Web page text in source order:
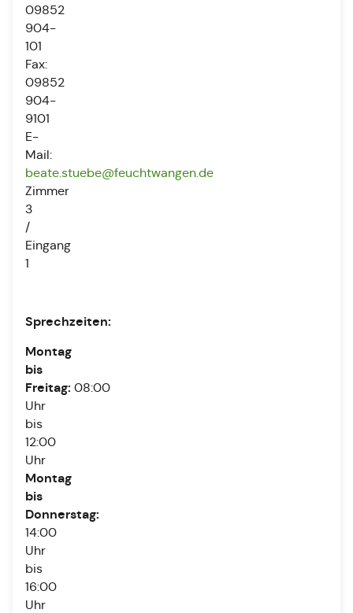
09852
904-
101
Fax:
09852
904-
9101
E-
Mail:
beate.stuebe@feuchtwangen.de
Zimmer
3
/
Eingang
1
Sprechzeiten:
Montag
bis
Freitag: 08:00
Uhr
bis
12:00
Uhr
Montag
bis
Donnerstag:
14:00
Uhr
bis
16:00
Uhr